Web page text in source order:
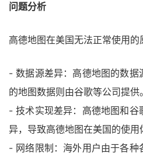
问题分析
高德地图在美国无法正常使用的
- 数据源差异：高德地图的数据
的地图数据则由谷歌等公司提供。
- 技术实现差异：高德地图和谷
异，导致高德地图在美国的使用
- 网络限制：海外用户由于各种